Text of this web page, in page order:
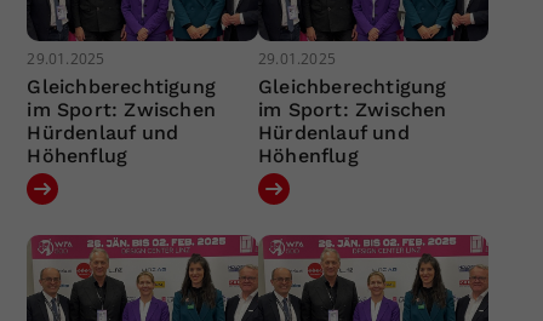
29.01.2025
Gleichberechtigung
im Sport: Zwischen
Hürdenlauf und
Höhenflug
29.01.2025
Gleichberechtigung
im Sport: Zwischen
Hürdenlauf und
Höhenflug